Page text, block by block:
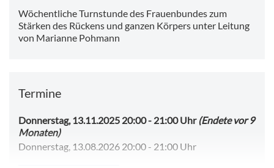
Wöchentliche Turnstunde des Frauenbundes zum
Stärken des Rückens und ganzen Körpers unter Leitung
von Marianne Pohmann
Termine
Donnerstag, 13.11.2025 20:00- 21:00 Uhr(Endete vor 9
Monaten)
Donnerstag, 13.08.2026 20:00 - 21:00 Uhr